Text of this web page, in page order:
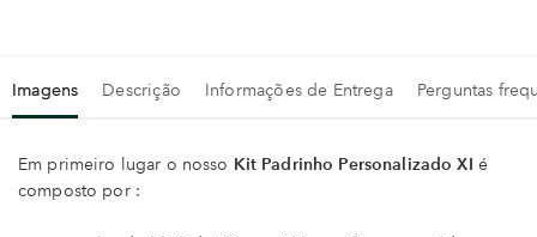
Imagens Descrição Informações de Entrega Perguntas
Em primeiro lugar o nosso Kit Padrinho Personalizado XI é
composto por :